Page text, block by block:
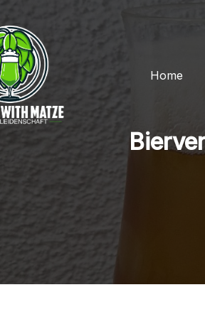
Home